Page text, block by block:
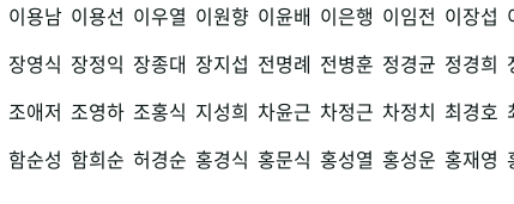
이용남 이용선 이우열 이원향 이윤배 이은행 이임전 이장섭
장영식 장정익 장종대 장지섭 전명례 전병훈 정경균 정경희
조애저 조영하 조홍식 지성희 차윤근 차정근 차정치 최경호
함순성 함희순 허경순 홍경식 홍문식 홍성열 홍성운 홍재영